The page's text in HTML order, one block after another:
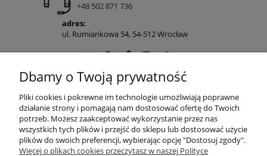
+48 502 871 736
adres:
ul. Rumiankowa 54, 54-512 Wrocław
POMOC
MOJE KONTO
Dbamy o Twoją prywatność
Pliki cookies i pokrewne im technologie umożliwiają poprawne
działanie strony i pomagają nam dostosować ofertę do Twoich
potrzeb. Możesz zaakceptować wykorzystanie przez nas
wszystkich tych plików i przejść do sklepu lub dostosować użycie
plików do swoich preferencji, wybierając opcję "Dostosuj zgody".
Więcej o plikach cookies przeczytasz w naszej Polityce